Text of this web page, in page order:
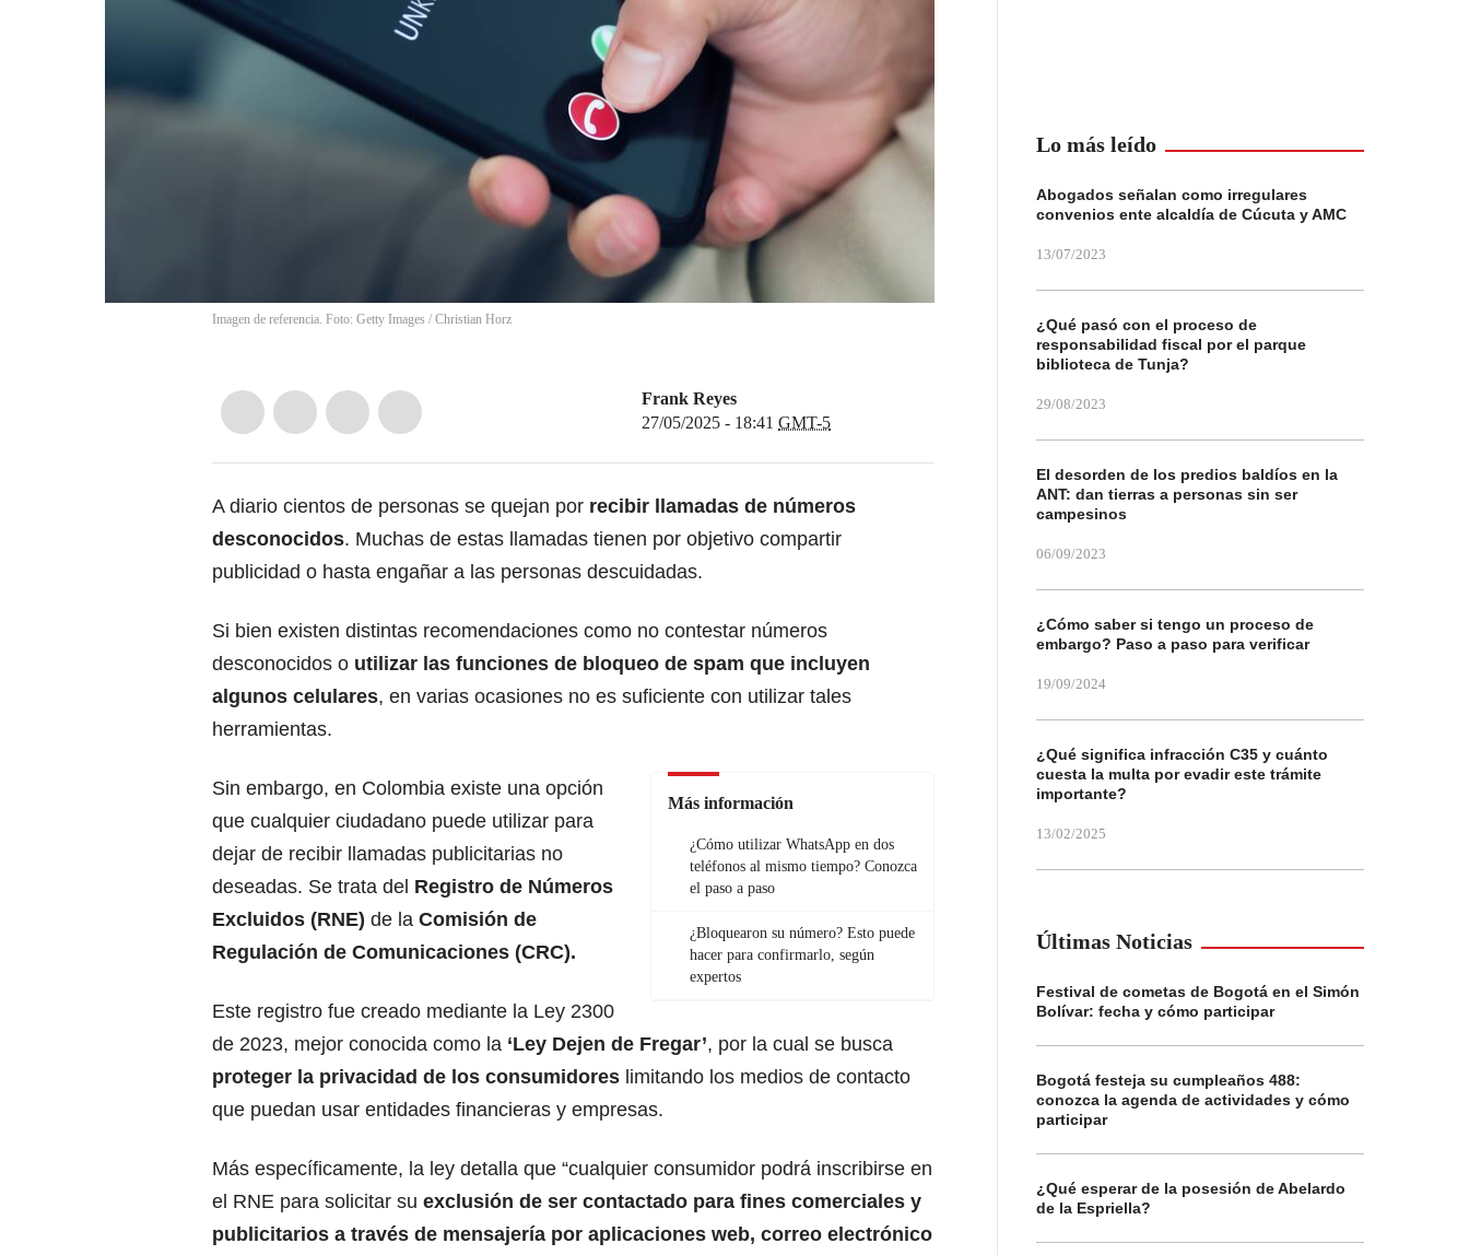
Imagen de referencia. Foto: Getty Images / Christian Horz
Frank Reyes
27/05/2025 - 18:41 GMT-5
A diario cientos de personas se quejan por recibir llamadas de números
desconocidos. Muchas de estas llamadas tienen por objetivo compartir
publicidad o hasta engañar a las personas descuidadas.
Si bien existen distintas recomendaciones como no contestar números
desconocidos o utilizar las funciones de bloqueo de spam que incluyen
algunos celulares, en varias ocasiones no es suficiente con utilizar tales
herramientas.
Más información
¿Cómo utilizar WhatsApp en dos
teléfonos al mismo tiempo? Conozca
el paso a paso
¿Bloquearon su número? Esto puede
hacer para confirmarlo, según
expertos
Sin embargo, en Colombia existe una opción
que cualquier ciudadano puede utilizar para
dejar de recibir llamadas publicitarias no
deseadas. Se trata del Registro de Números
Excluidos (RNE) de la Comisión de
Regulación de Comunicaciones (CRC).
Este registro fue creado mediante la Ley 2300
de 2023, mejor conocida como la ‘Ley Dejen de Fregar’, por la cual se busca
proteger la privacidad de los consumidores limitando los medios de contacto
que puedan usar entidades financieras y empresas.
Más específicamente, la ley detalla que “cualquier consumidor podrá inscribirse en
el RNE para solicitar su exclusión de ser contactado para fines comerciales y
publicitarios a través de mensajería por aplicaciones web, correo electrónico
Lo más leído
Abogados señalan como irregulares
convenios ente alcaldía de Cúcuta y AMC
13/07/2023
¿Qué pasó con el proceso de
responsabilidad fiscal por el parque
biblioteca de Tunja?
29/08/2023
El desorden de los predios baldíos en la
ANT: dan tierras a personas sin ser
campesinos
06/09/2023
¿Cómo saber si tengo un proceso de
embargo? Paso a paso para verificar
19/09/2024
¿Qué significa infracción C35 y cuánto
cuesta la multa por evadir este trámite
importante?
13/02/2025
Últimas Noticias
Festival de cometas de Bogotá en el Simón
Bolívar: fecha y cómo participar
Bogotá festeja su cumpleaños 488:
conozca la agenda de actividades y cómo
participar
¿Qué esperar de la posesión de Abelardo
de la Espriella?